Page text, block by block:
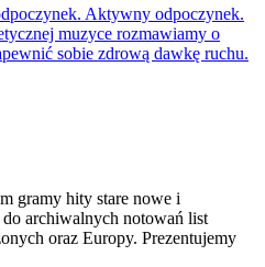
Aktywny odpoczynek.
muzyce rozmawiamy o
sobie zdrową dawkę ruchu.
gramy hity stare nowe i
archiwalnych notowań list
oraz Europy. Prezentujemy